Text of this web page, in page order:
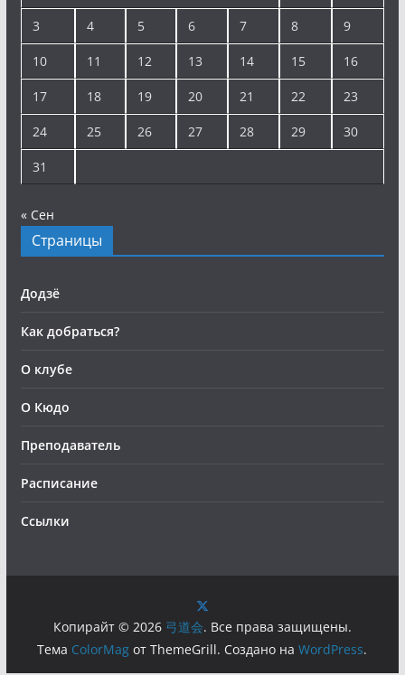
3 4 5 6 7 8 9
10 11 12 13 14 15 16
17 18 19 20 21 22 23
24 25 26 27 28 29 30
31
« Сен
Страницы
Додзё
Как добраться?
О клубе
О Кюдо
Преподаватель
Расписание
Ссылки
Копирайт © 2026 弓道会. Все права защищены.
Тема ColorMag от ThemeGrill. Создано наWordPress.